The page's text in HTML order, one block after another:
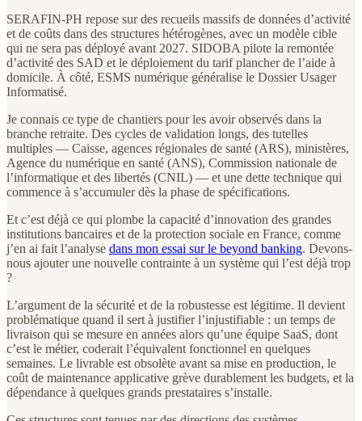
SERAFIN-PH repose sur des recueils massifs de données d’activité
et de coûts dans des structures hétérogènes, avec un modèle cible
qui ne sera pas déployé avant 2027. SIDOBA pilote la remontée
d’activité des SAD et le déploiement du tarif plancher de l’aide à
domicile. À côté, ESMS numérique généralise le Dossier Usager
Informatisé.
Je connais ce type de chantiers pour les avoir observés dans la
branche retraite. Des cycles de validation longs, des tutelles
multiples — Caisse, agences régionales de santé (ARS), ministères,
Agence du numérique en santé (ANS), Commission nationale de
l’informatique et des libertés (CNIL) — et une dette technique qui
commence à s’accumuler dès la phase de spécifications.
Et c’est déjà ce qui plombe la capacité d’innovation des grandes
institutions bancaires et de la protection sociale en France, comme
j’en ai fait l’analyse dans mon essai sur le beyond banking. Devons-
nous ajouter une nouvelle contrainte à un système qui l’est déjà trop
?
L’argument de la sécurité et de la robustesse est légitime. Il devient
problématique quand il sert à justifier l’injustifiable : un temps de
livraison qui se mesure en années alors qu’une équipe SaaS, dont
c’est le métier, coderait l’équivalent fonctionnel en quelques
semaines. Le livrable est obsolète avant sa mise en production, le
coût de maintenance applicative grève durablement les budgets, et la
dépendance à quelques grands prestataires s’installe.